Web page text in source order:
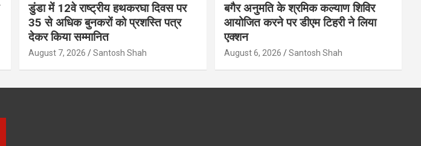
डुंडा में 12वे राष्ट्रीय हथकरघा दिवस पर
35 से अधिक बुनकरों को प्रशस्ति पत्र
देकर किया सम्मानित
August 7, 2026 Santosh Shah
बगैर अनुमति के श्रमिक कल्याण शिविर
आयोजित करने पर डीएम टिहरी ने लिया
एक्शन
August 6, 2026 Santosh Shah